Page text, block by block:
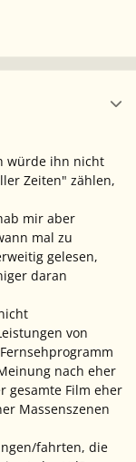
würde ihn nicht
Zeiten" zählen,
mir aber
mal zu
gelesen,
daran
von
nach eher
gesamte Film eher
Massenszenen
fahrten, die